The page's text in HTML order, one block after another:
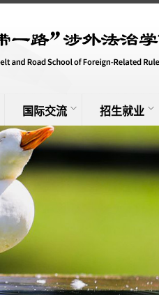
国际交流 招生就业